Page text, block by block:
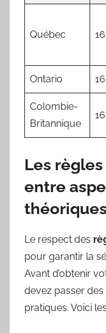
Québec
Ontario
Colombie-
Britannique
Les
entre
théoriques
Le respect des
pour garantir la
Avant d’obtenir
devez passer
pratiques. Voici